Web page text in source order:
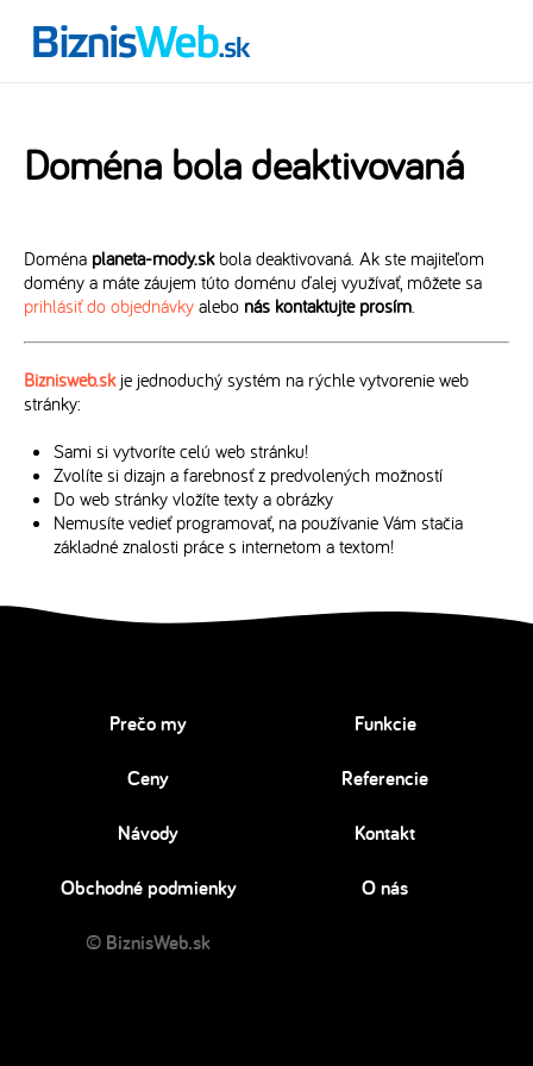
Doména bola deaktivovaná
Doména planeta-mody.skbola deaktivovaná. Ak ste majiteľom
domény a máte záujem túto doménu ďalej využívať, môžete sa
prihlásiť do objednávky alebo nás kontaktujte prosím.
Biznisweb.skje jednoduchý systém na rýchle vytvorenie web
stránky:
Sami si vytvoríte celú web stránku!
Zvolíte si dizajn a farebnosť z predvolených možností
Do web stránky vložíte texty a obrázky
Nemusíte vedieť programovať, na používanie Vám stačia
základné znalosti práce s internetom a textom!
Prečo my Funkcie
Ceny Referencie
Návody Kontakt
Obchodné podmienky O nás
© BiznisWeb.sk